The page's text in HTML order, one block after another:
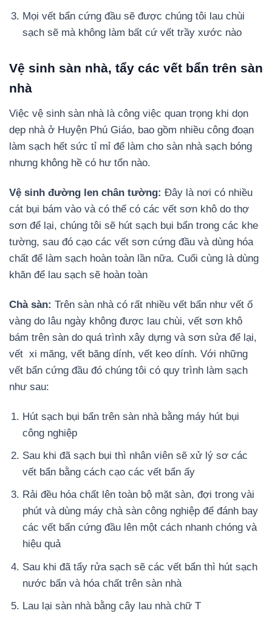
Mọi vết bẩn cứng đầu sẽ được chúng tôi lau chùi
sạch sẽ mà không làm bất cứ vết trầy xước nào
Vệ sinh sàn nhà, tẩy các vết bẩn trên sàn
nhà
Việc vệ sinh sàn nhà là công việc quan trọng khi dọn
dẹp nhà ở Huyện Phú Giáo, bao gồm nhiều công đoạn
làm sạch hết sức tỉ mỉ để làm cho sàn nhà sạch bóng
nhưng không hề có hư tổn nào.
Vệ sinh đường len chân tường: Đây là nơi có nhiều
cát bụi bám vào và có thể có các vết sơn khô do thợ
sơn để lại, chúng tôi sẽ hút sạch bụi bẩn trong các khe
tường, sau đó cạo các vết sơn cứng đầu và dùng hóa
chất để làm sạch hoàn toàn lần nữa. Cuối cùng là dùng
khăn để lau sạch sẽ hoàn toàn
Chà sàn: Trên sàn nhà có rất nhiều vết bẩn như vết ố
vàng do lâu ngày không được lau chùi, vết sơn khô
bám trên sàn do quá trình xây dựng và sơn sửa để lại,
vết xi măng, vết băng dính, vết keo dính. Với những
vết bẩn cứng đầu đó chúng tôi có quy trình làm sạch
như sau:
Hút sạch bụi bẩn trên sàn nhà bằng máy hút bụi
công nghiệp
Sau khi đã sạch bụi thì nhân viên sẽ xử lý sơ các
vết bẩn bằng cách cạo các vết bẩn ấy
Rải đều hóa chất lên toàn bộ mặt sàn, đợi trong vài
phút và dùng máy chà sàn công nghiệp để đánh bay
các vết bẩn cứng đầu lên một cách nhanh chóng và
hiệu quả
Sau khi đã tẩy rửa sạch sẽ các vết bẩn thì hút sạch
nước bẩn và hóa chất trên sàn nhà
Lau lại sàn nhà bằng cây lau nhà chữ T